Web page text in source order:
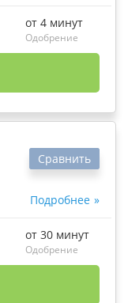
от 4 минут
Одобрение
Подробнее
Сравнить
от 30 минут
Одобрение